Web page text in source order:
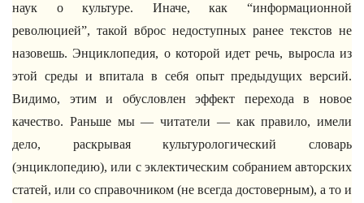
наук о культуре. Иначе, как “информационной
революцией”, такой вброс недоступных ранее текстов не
назовешь. Энциклопедия, о которой идет речь, выросла из
этой среды и впитала в себя опыт предыдущих версий.
Видимо, этим и обусловлен эффект перехода в новое
качество. Раньше мы — читатели — как правило, имели
дело, раскрывая культурологический словарь
(энциклопедию), или с эклектическим собранием авторских
статей, или со справочником (не всегда достоверным), а то и